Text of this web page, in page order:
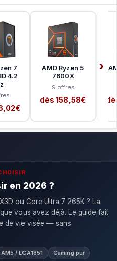
7
4.2
AMD Ryzen 5
7600X
9 offres
dès 158,58€
en 2026 ?
ou Core Ultra 7 265K ? La
vous avez déjà. Le guide fait
de vie visée — sans
AM5 / LGA1851 Gaming pur